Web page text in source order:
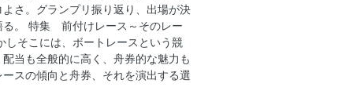
浦真帆（岡山）
さ。グランプリ振り返り、出場が決
る。 特集 前付けレース～そのレー
しそこには、ボートレースという競
当も全般的に高く、舟券的な魅力も
スの傾向と舟券、それを演出する選